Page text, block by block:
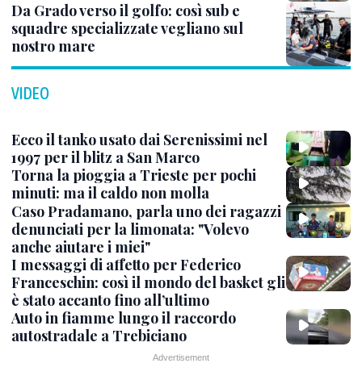
Da Grado verso il golfo: così sub e
squadre specializzate vegliano sul
nostro mare
VIDEO
Ecco il tanko usato dai Serenissimi nel
1997 per il blitz a San Marco
Torna la pioggia a Trieste per pochi
minuti: ma il caldo non molla
Caso Pradamano, parla uno dei ragazzi
denunciati per la limonata: "Volevo
anche aiutare i miei"
I messaggi di affetto per Federico
Franceschin: così il mondo del basket gli
è stato accanto fino all’ultimo
Auto in fiamme lungo il raccordo
autostradale a Trebiciano